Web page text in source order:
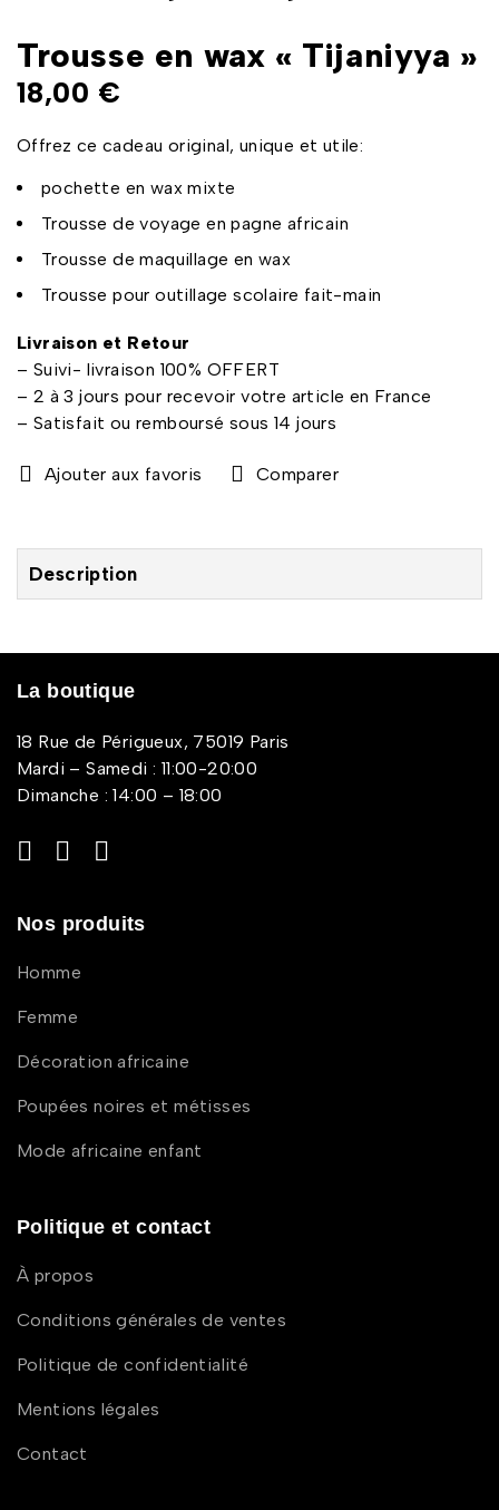
Trousse en wax « Tijaniyya »
18,00 €
Offrez ce cadeau original, unique et utile:
pochette en wax mixte
Trousse de voyage en pagne africain
Trousse de maquillage en wax
Trousse pour outillage scolaire fait-main
Livraison et Retour
– Suivi- livraison 100% OFFERT
– 2 à 3 jours pour recevoir votre article en France
– Satisfait ou remboursé sous 14 jours
Comparer
Description
La boutique
18 Rue de Périgueux, 75019 Paris
Mardi – Samedi : 11:00-20:00
Dimanche : 14:00 – 18:00
Nos produits
Homme
Femme
Décoration africaine
Poupées noires et métisses
Mode africaine enfant
Politique et contact
À propos
Conditions générales de ventes
Politique de confidentialité
Mentions légales
Contact